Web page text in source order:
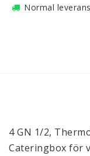
Normal
4 GN 1/2,
Cateringbox för